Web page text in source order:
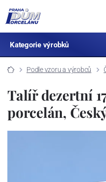
Kategorie výrobků
Podle vzoru a výrobců
Talíř dezertní
porcelán,